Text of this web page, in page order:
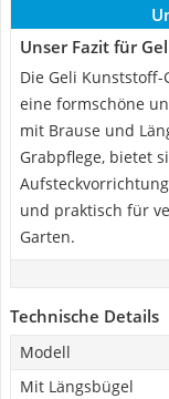
Unser Fazit für
Die Geli
eine formschöne
mit Brause und
Grabpflege, bietet
und praktisch für
Garten.
Technische Details
Modell
Mit Längsbügel